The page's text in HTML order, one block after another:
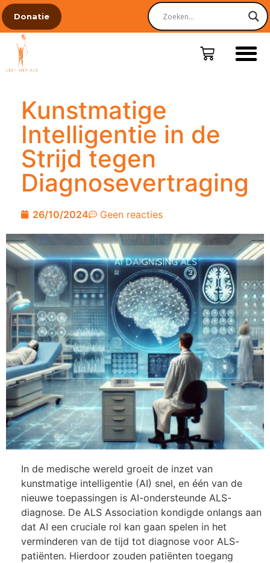
Donatie
Kunstmatige
Intelligentie in de
Strijd tegen
Diagnosevertraging
26/10/2024 Geen reacties
In de medische wereld groeit de inzet van
kunstmatige intelligentie (AI) snel, en één van de
nieuwe toepassingen is AI-ondersteunde ALS-
diagnose. De ALS Association kondigde onlangs aan
dat AI een cruciale rol kan gaan spelen in het
verminderen van de tijd tot diagnose voor ALS-
patiënten. Hierdoor zouden patiënten toegang